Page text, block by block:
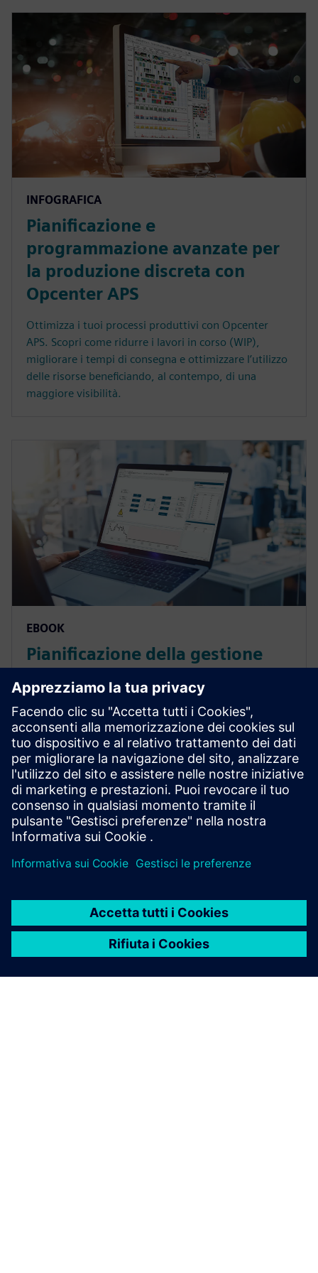
INFOGRAFICA
Pianificazione e
programmazione avanzate per
la produzione discreta con
Opcenter APS
Ottimizza i tuoi processi produttivi con Opcenter
APS. Scopri come ridurre i lavori in corso (WIP),
migliorare i tempi di consegna e ottimizzare l’utilizzo
delle risorse beneficiando, al contempo, di una
maggiore visibilità.
EBOOK
Pianificazione della gestione
della supply chain: sfide e
opportunità
La tua pianificazione è pronta per la supply chain di
domani? Collega l'officina, i sistemi ERP e MES, il
magazzino e la logistica per creare previsioni
affidabili.